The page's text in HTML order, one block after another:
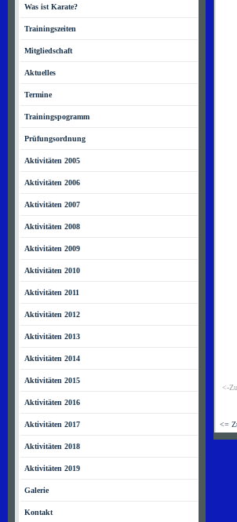
Was ist Karate?
Trainingszeiten
Mitgliedschaft
Aktuelles
Termine
Trainingspogramm
Prüfungsordnung
Aktivitäten 2005
Aktivitäten 2006
Aktivitäten 2007
Aktivitäten 2008
Aktivitäten 2009
Aktivitäten 2010
Aktivitäten 2011
Aktivitäten 2012
Aktivitäten 2013
Aktivitäten 2014
Aktivitäten 2015
Aktivitäten 2016
Aktivitäten 2017
Aktivitäten 2018
Aktivitäten 2019
Galerie
Kontakt
<-
<=